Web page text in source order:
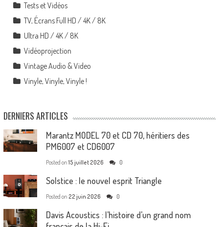
Tests et Vidéos
TV, Écrans Full HD / 4K / 8K
Ultra HD / 4K / 8K
Vidéoprojection
Vintage Audio & Video
Vinyle, Vinyle, Vinyle !
DERNIERS ARTICLES
Marantz MODEL 70 et CD 70, héritiers des
PM6007 et CD6007
Posted on 15 juillet 2026 0
Solstice : le nouvel esprit Triangle
Posted on 22 juin 2026 0
Davis Acoustics : l’histoire d’un grand nom